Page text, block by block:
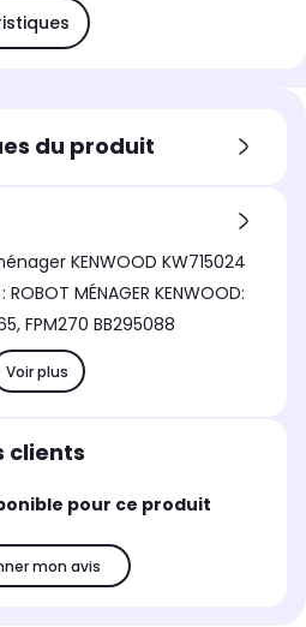
du produit
MÉNAGER KENWOOD:
FPM270 BB295088
Voir plus
clients
pour ce produit
mon avis